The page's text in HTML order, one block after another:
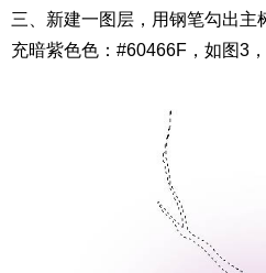
三、新建一图层，用钢笔勾出主
充暗紫色色：#60466F，如图3，